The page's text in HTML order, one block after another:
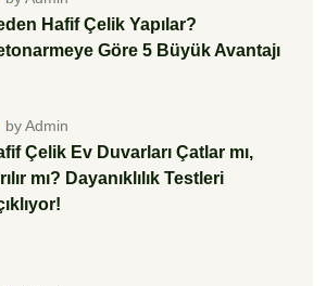
Hafif Çelik Yapılar?
Göre 5 Büyük Avantajı
by Admin
Çelik Ev Duvarları Çatlar mı,
mı? Dayanıklılık Testleri